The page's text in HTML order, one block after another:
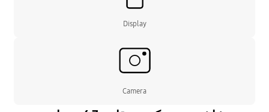
Display
Camera